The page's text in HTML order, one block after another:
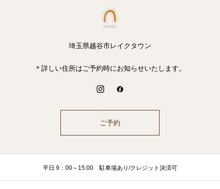
埼玉県越谷市レイクタウン
＊詳しい住所はご予約時にお知らせいたします。
ご予約
平日 9：00～15:00 駐車場あり/クレジット決済可